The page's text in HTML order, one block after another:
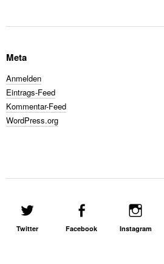
Meta
Anmelden
Eintrags-Feed
Kommentar-Feed
WordPress.org
Twitter Facebook Instagram